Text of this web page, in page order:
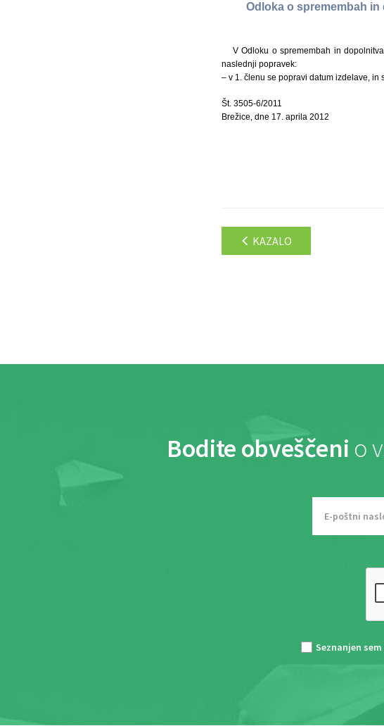
Odloka o spremembah
V Odloku o spremembah in
naslednji popravek:
– v 1. členu se popravi datum izdelave, in
Št. 3505-6/2011
Brežice, dne 17. aprila 2012
KAZALO
Bodite obveščeni o
Seznanjen sem